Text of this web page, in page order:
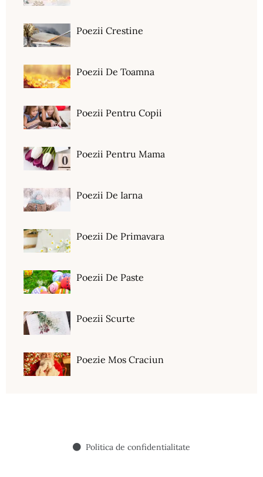
Poezii Crestine
Poezii De Toamna
Poezii Pentru Copii
Poezii Pentru Mama
Poezii De Iarna
Poezii De Primavara
Poezii De Paste
Poezii Scurte
Poezie Mos Craciun
Politica de confidentialitate